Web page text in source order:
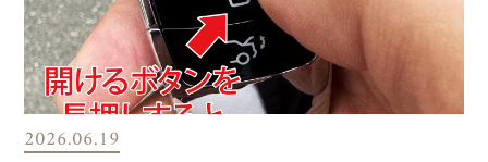
2026.06.19